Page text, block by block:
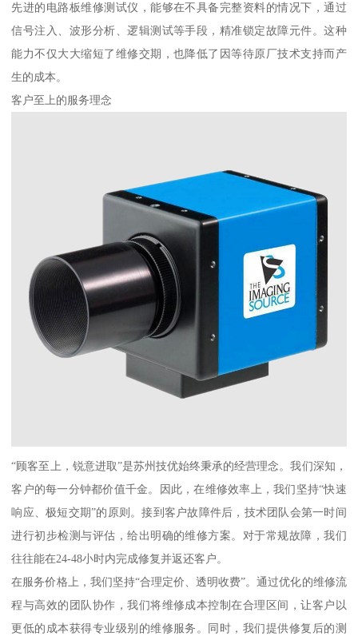
先进的电路板维修测试仪，能够在不具备完整资料的情况下，通过
信号注入、波形分析、逻辑测试等手段，精准锁定故障元件。这种
能力不仅大大缩短了维修交期，也降低了因等待原厂技术支持而产
生的成本。
客户至上的服务理念
“顾客至上，锐意进取”是苏州技优始终秉承的经营理念。我们深知，
客户的每一分钟都价值千金。因此，在维修效率上，我们坚持“快速
响应、极短交期”的原则。接到客户故障件后，技术团队会第一时间
进行初步检测与评估，给出明确的维修方案。对于常规故障，我们
往往能在24-48小时内完成修复并返还客户。
在服务价格上，我们坚持“合理定价、透明收费”。通过优化的维修流
程与高效的团队协作，我们将维修成本控制在合理区间，让客户以
更低的成本获得专业级别的维修服务。同时，我们提供修复后的测